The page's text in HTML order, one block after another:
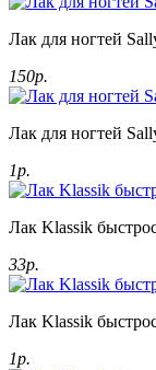
Лак для ногтей
150р.
Лак для ногтей
1р.
Лак Klassik
33р.
Лак Klassik
1р.